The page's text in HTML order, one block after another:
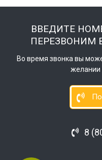
ВВЕДИТЕ
ПЕРЕЗВОНИМ
Во время звонка вы
желании
8